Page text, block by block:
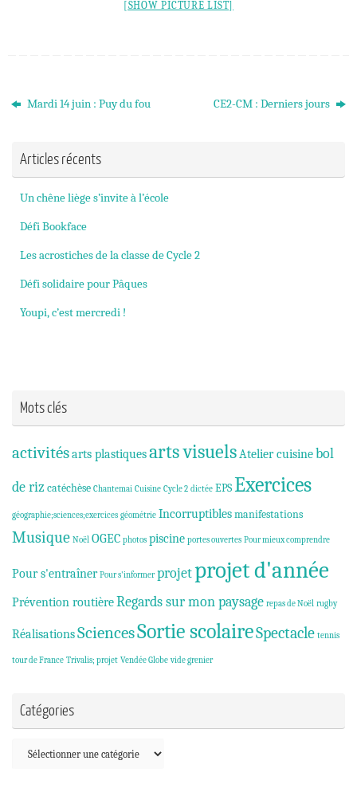
[SHOW PICTURE LIST]
Mardi 14 juin : Puy du fou CE2-CM : Derniers jours
Articles récents
Un chêne liège s’invite à l’école
Défi Bookface
Les acrostiches de la classe de Cycle 2
Défi solidaire pour Pâques
Youpi, c’est mercredi !
Mots clés
activitésarts plastiquesarts visuels Atelier cuisinebol
de riz catéchèse Chantemai Cuisine Cycle 2 dictée EPSExercices
géographie;sciences;exercices géométrie Incorruptiblesmanifestations
Musique Noël OGEC photos piscine portes ouvertes Pour mieux comprendre
Pour s'entraîner Pour s'informer projetprojet d'année
Prévention routièreRegards sur mon paysage repas de Noël rugby
RéalisationsSciencesSortie scolaireSpectacle tennis
tour de France Trivalis; projet Vendée Globe vide grenier
Catégories
Catégories